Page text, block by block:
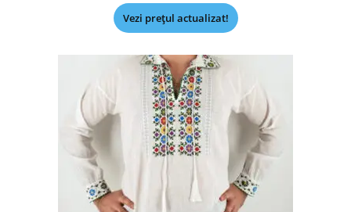
Vezi prețul actualizat!